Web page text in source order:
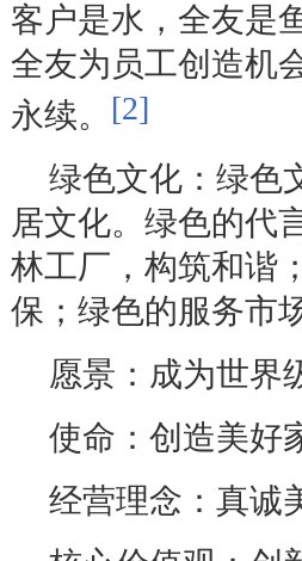
客户是水，全友是
全友为员工创造机
永续。 [2]
绿色文化：绿色
居文化。绿色的代
林工厂，构筑和谐
保；绿色的服务市
愿景：成为世界
使命：创造美好
经营理念：真诚